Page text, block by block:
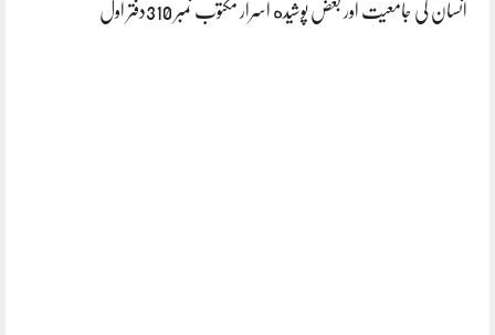
انسان کی جامعیت اور بعض پوشیده اسرار مکتوب نمبر 310دفتر اول